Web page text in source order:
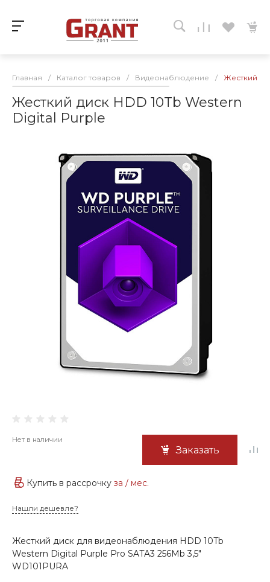
Главная / Каталог товаров / Видеонаблюдение / Жесткий
Жесткий диск HDD 10Tb Western
Digital Purple
Нет в наличии
Заказать
Купить в рассрочку за / мес.
Нашли дешевле?
Жесткий диск для видеонаблюдения HDD 10Tb
Western Digital Purple Pro SATA3 256Mb 3,5"
WD101PURA